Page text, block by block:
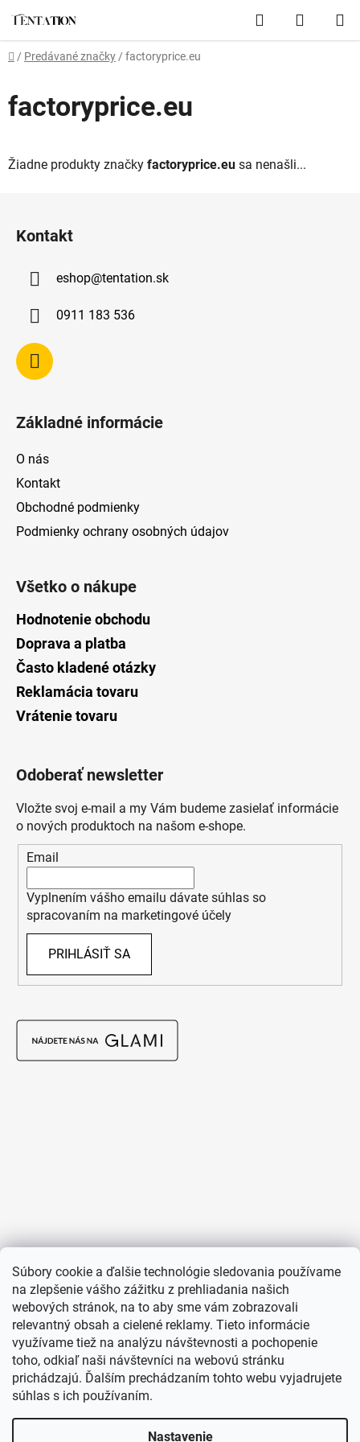
Súbory cookie a ďalšie technológie sledovania používame
na zlepšenie vášho zážitku z prehliadania našich
webových stránok, na to aby sme vám zobrazovali
relevantný obsah a cielené reklamy. Tieto informácie
využívame tiež na analýzu návštevnosti a pochopenie
toho, odkiaľ naši návštevníci na webovú stránku
prichádzajú. Ďalším prechádzaním tohto webu vyjadrujete
súhlas s ich používaním.
Nastavenie
obsah
Hľadať
KOŠÍK
Domov
/ Predávané značky / factoryprice.eu
factoryprice.eu
Žiadne produkty značky factoryprice.eu sa nenašli...
Kontakt
eshop@tentation.sk
0911 183 536
Základné informácie
O nás
Kontakt
Obchodné podmienky
Podmienky ochrany osobných údajov
Všetko o nákupe
Hodnotenie obchodu
Doprava a platba
Často kladené otázky
Reklamácia tovaru
Vrátenie tovaru
Odoberať newsletter
Vložte svoj e-mail a my Vám budeme zasielať informácie
o nových produktoch na našom e-shope.
Email
Vyplnením vášho emailu dávate súhlas so
spracovaním na marketingové účely
PRIHLÁSIŤ SA